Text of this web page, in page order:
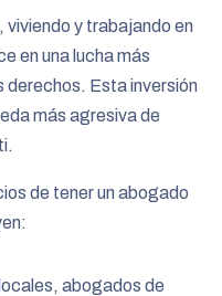
viviendo y trabajando en
en una lucha más
derechos. Esta inversión
más agresiva de
de tener un abogado
abogados de